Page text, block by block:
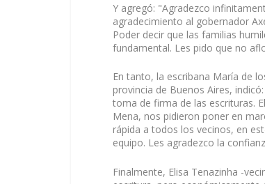
Y agregó: "Agradezco
agradecimiento al gobernador
Poder decir que las familias
fundamental. Les pido que no
En tanto, la escribana María de
provincia de Buenos Aires,
toma de firma de las escrituras.
Mena, nos pidieron poner en
rápida a todos los vecinos, en
equipo. Les agradezco la
Finalmente, Elisa Tenazinha -